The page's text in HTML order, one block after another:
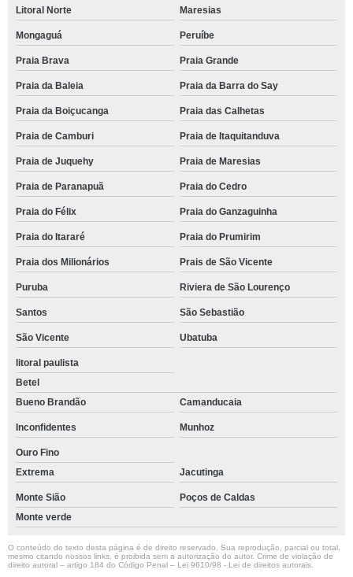
Litoral Norte Maresias
Mongaguá Peruíbe
Praia Brava Praia Grande
Praia da Baleia Praia da Barra do Say
Praia da Boiçucanga Praia das Calhetas
Praia de Camburi Praia de Itaquitanduva
Praia de Juquehy Praia de Maresias
Praia de Paranapuã Praia do Cedro
Praia do Félix Praia do Ganzaguinha
Praia do Itararé Praia do Prumirim
Praia dos Milionários Prais de São Vicente
Puruba Riviera de São Lourenço
Santos São Sebastião
São Vicente Ubatuba
litoral paulista
Betel
Bueno Brandão
Camanducaia
Inconfidentes Munhoz
Ouro Fino
Extrema
Jacutinga
Monte Sião
Poços de Caldas
Monte verde
O conteúdo do texto desta página é de direito reservado. Sua reprodução, parcial ou total,
mesmo citando nossos links, é proibida sem a autorização do autor. Crime de violação de
direito autoral – artigo 184 do Código Penal – Lei 9610/98 - Lei de direitos autorais